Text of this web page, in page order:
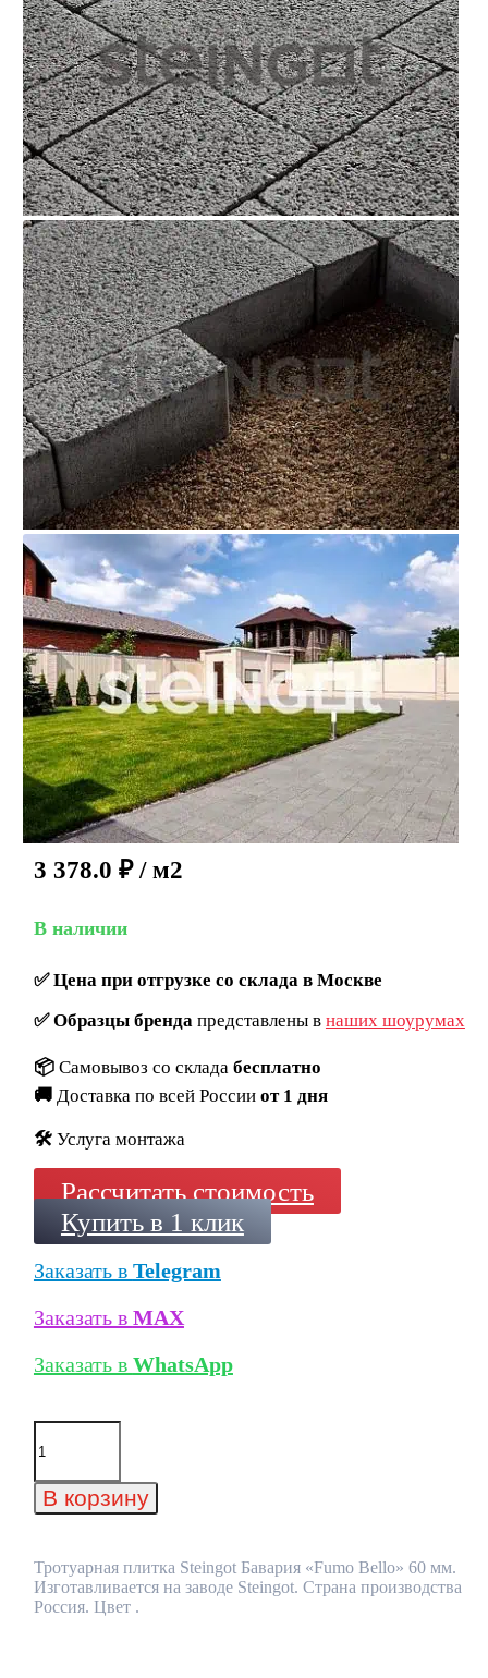
3 378.0 ₽ / м2
В наличии
✅Цена при отгрузке со склада в Москве
✅Образцы брендапредставлены в наших шоурумах
📦 Самовывоз со склада бесплатно
🚚 Доставка по всей России от 1 дня
🛠️ Услуга монтажа
Рассчитать стоимость
Купить в 1 клик
Заказать в Telegram
Заказать в MAX
Заказать в WhatsApp
Количество
товара
плитка
Steingot
Bello"
60
мм
В корзину
Тротуарная плитка Steingot Бавария «Fumo Bello» 60 мм.
Изготавливается на заводе Steingot. Страна производства
Россия. Цвет .